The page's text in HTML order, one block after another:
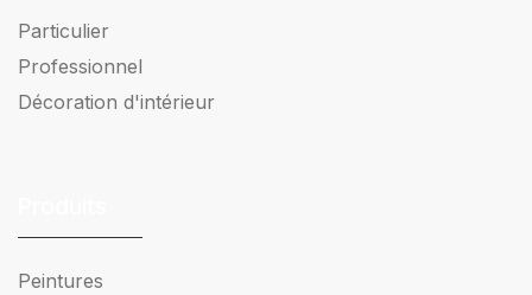
Particulier
Professionnel
Décoration d'intérieur
Peintures